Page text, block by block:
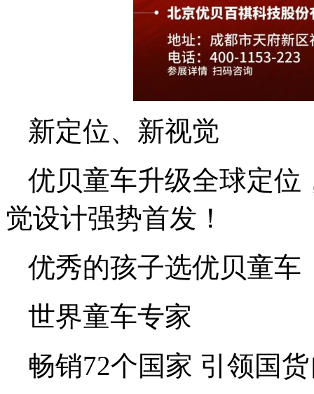
新定位、新视觉
优贝童车升级全球定位
觉设计强势首发！
优秀的孩子选优贝童车
世界童车专家
畅销72个国家 引领国